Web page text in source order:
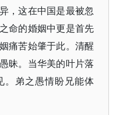
，这在中国是最被忽
命的婚姻中更是首先
痛苦始肇于此。清醒
昧。当华美的叶片落
。弟之愚情盼兄能体